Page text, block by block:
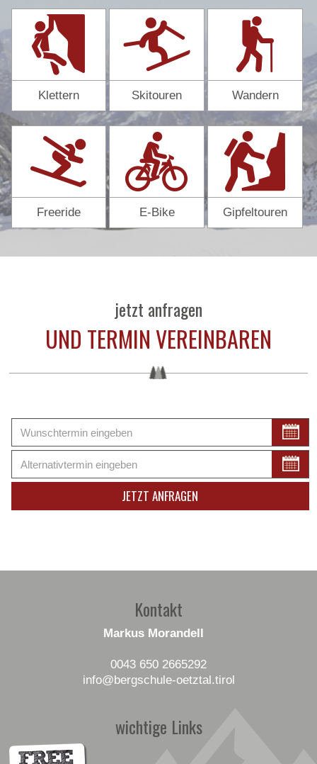
Klettern Skitouren Wandern
Freeride E-Bike Gipfeltouren
jetzt anfragen
UND TERMIN VEREINBAREN
Kontakt
Markus Morandell
0043 650 2665292
info@bergschule-oetztal.tirol
wichtige Links